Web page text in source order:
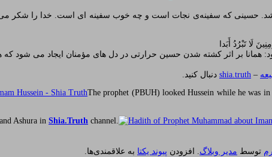
حسینی که سفینه‌ی نجات است و چه خوب سفینه ای است. خدا را شکر می
لَا تَبْرُدُ أَبَدا
همانا بر اثر کشته شدن حسین حرارتی در دل های مؤمنان ایجاد می شود
–
shia.truth دنبال کنید.
The prophet (PBUH) looked Hussein while he was
and Ashura in Shia.Truth channel.
توسط مدیر وبلاگ. افزودن پیوند یکتا به علاقمندی‌ها.